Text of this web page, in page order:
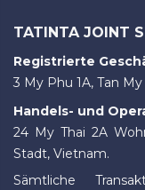
TATINTA JOINT
Registrierte
3 My Phu 1A, Tan
Handels- und
24 My Thai 2A
Stadt, Vietnam.
Sämtliche